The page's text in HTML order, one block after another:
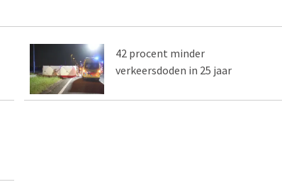
42 procent minder
verkeersdoden in 25 jaar